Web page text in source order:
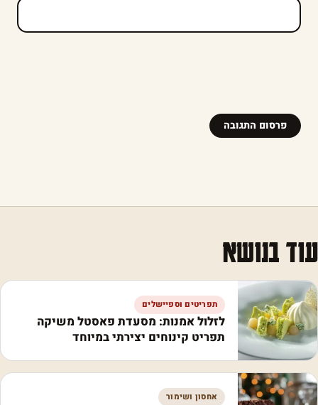
עוד בנושא
תפריטים וספיישלים
לזלול אמנות: מסעדת פאסטל משיקה
תפריט קינוחים יצירתי במיוחד
אחסון ושימור